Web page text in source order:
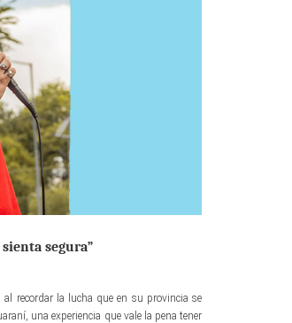
segura”
al recordar la lucha que en su provincia se
una experiencia que vale la pena tener